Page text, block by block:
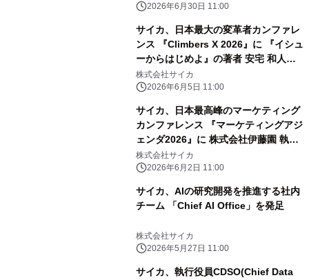
2026年6月30日 11:00
サイカ、日本最大の変革者カンファレ
ンス 『Climbers X 2026』に 『イシュ
ーからはじめよ』の著者 安宅 和人氏
と登壇
株式会社サイカ
2026年6月5日 11:00
サイカ、日本最高峰のマーケティング
カンファレンス 『マーケティングアジ
ェンダ2026』に 株式会社伊藤園 執行
役員 マーケティング本部長 志田 光正
氏と登壇
株式会社サイカ
2026年6月2日 11:00
サイカ、AIの研究開発を推進する社内
チーム 「Chief AI Office」を発足
株式会社サイカ
2026年5月27日 11:00
サイカ、執行役員CDSO(Chief Data